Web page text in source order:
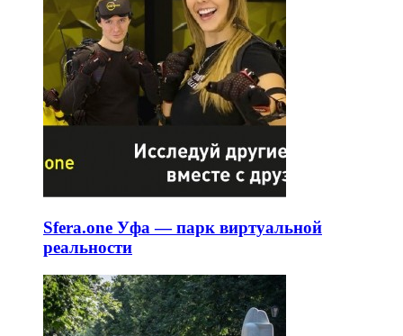
Sfera.one Уфа — парк виртуальной
реальности